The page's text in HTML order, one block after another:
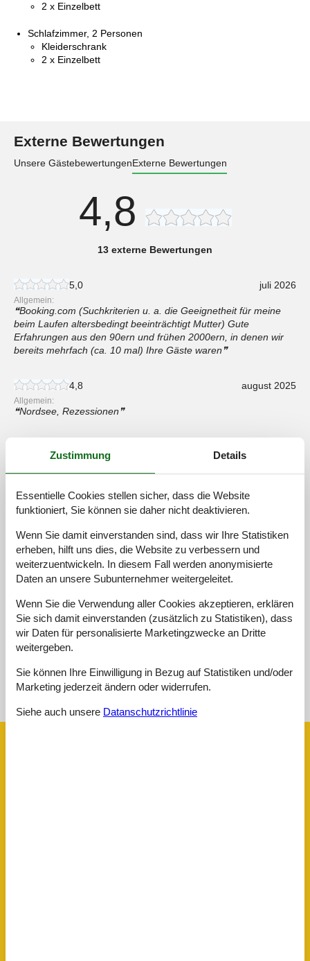
2 x Einzelbett
Schlafzimmer, 2 Personen
Kleiderschrank
2 x Einzelbett
Externe Bewertungen
Unsere GästebewertungenExterne Bewertungen
4,8
13 externe Bewertungen
5,0 juli 2026
Allgemein:
Booking.com (Suchkriterien u. a. die Geeignetheit für meine
beim Laufen altersbedingt beeinträchtigt Mutter) Gute
Erfahrungen aus den 90ern und frühen 2000ern, in denen wir
bereits mehrfach (ca. 10 mal) Ihre Gäste waren
4,8 august 2025
Allgemein:
Nordsee, Rezessionen
Allgemein:
Zufallstreffer :-D
Allgemein:
Die gesamte Anlge ist sehr gepflegt und es ist sehr ruhi beei
IIIihnen
Alle Bewertungen anzeigen
Siehe Häuser nebenan
Zustimmung Details
Essentielle Cookies stellen sicher, dass die Website
funktioniert, Sie können sie daher nicht deaktivieren.
Wenn Sie damit einverstanden sind, dass wir Ihre Statistiken
erheben, hilft uns dies, die Website zu verbessern und
weiterzuentwickeln. In diesem Fall werden anonymisierte
Daten an unsere Subunternehmer weitergeleitet.
Wenn Sie die Verwendung aller Cookies akzeptieren, erklären
Sie sich damit einverstanden (zusätzlich zu Statistiken), dass
wir Daten für personalisierte Marketingzwecke an Dritte
weitergeben.
Sie können Ihre Einwilligung in Bezug auf Statistiken und/oder
Marketing jederzeit ändern oder widerrufen.
Siehe auch unsere Datanschutzrichtlinie